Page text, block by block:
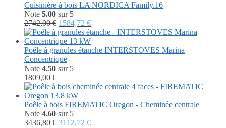
Cuisinière à bois LA NORDICA Family.16
Note 5.00 sur 5
2742,00€ Le
prix
initial
était :
2742,00 €.
1584,72 €Le
prix
actuel
est :
Poêle à granules étanche INTERSTOVES Marina
Concentrique
Note 4.50 sur 5
1809,00 €
Poêle à bois FIREMATIC Oregon - Cheminée centrale
Note 4.60 sur 5
3436,80€ Le
3112,72 €Le